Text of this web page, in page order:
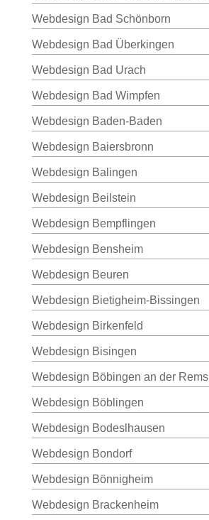
Webdesign Bad Schönborn
Webdesign Bad Überkingen
Webdesign Bad Urach
Webdesign Bad Wimpfen
Webdesign Baden-Baden
Webdesign Baiersbronn
Webdesign Balingen
Webdesign Beilstein
Webdesign Bempflingen
Webdesign Bensheim
Webdesign Beuren
Webdesign Bietigheim-Bissingen
Webdesign Birkenfeld
Webdesign Bisingen
Webdesign Böbingen an der Rems
Webdesign Böblingen
Webdesign Bodeslhausen
Webdesign Bondorf
Webdesign Bönnigheim
Webdesign Brackenheim